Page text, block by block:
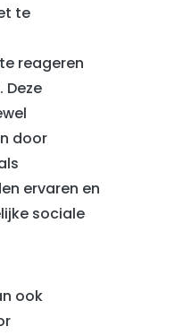
te
reageren
door
ervaren en
sociale
ook